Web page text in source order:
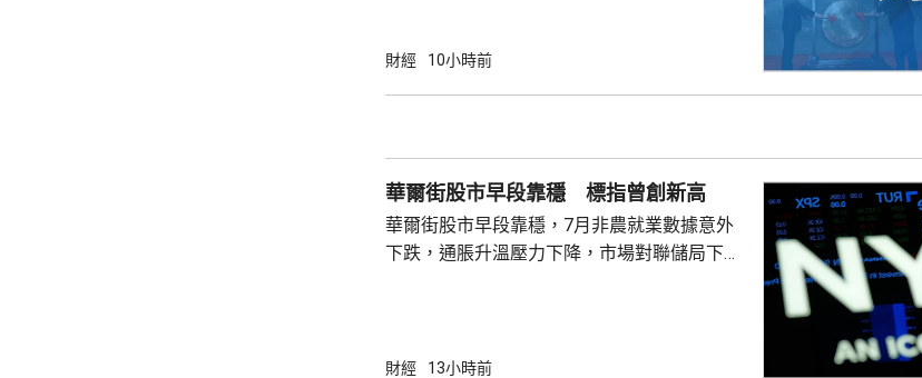
財經 10小時前
華爾街股市早段靠穩 標指曾創新高
華爾街股市早段靠穩，7月非農就業數據意外
下跌，通脹升溫壓力下降，市場對聯儲局下月
53965點，升80點； 標準普爾500指數報7737
財經 13小時前